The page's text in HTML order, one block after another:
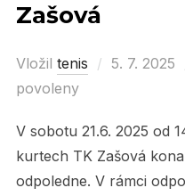
Zašová
Vložil tenis
Posted
5. 7. 2025
povoleny
V sobotu 21.6. 2025 od
kurtech TK Zašová
odpoledne. V rámci